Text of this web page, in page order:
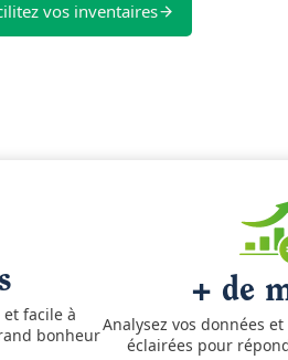
vos inventaires
facile à
bonheur
+ de
Analysez vos données
éclairées pour